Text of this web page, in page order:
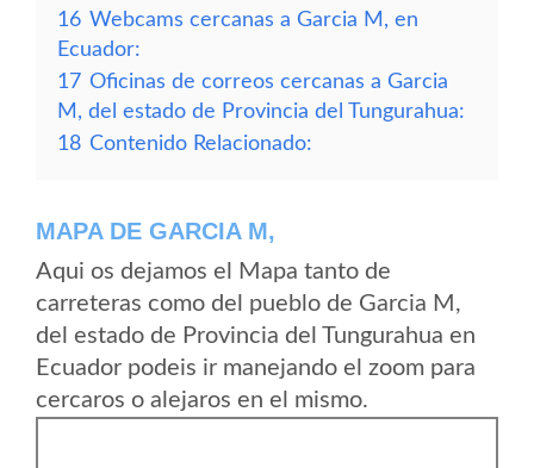
16 Webcams cercanas a Garcia M, en
Ecuador:
17 Oficinas de correos cercanas a Garcia
M, del estado de Provincia del Tungurahua:
18 Contenido Relacionado:
MAPA DE GARCIA M,
Aqui os dejamos el Mapa tanto de
carreteras como del pueblo de Garcia M,
del estado de Provincia del Tungurahua en
Ecuador podeis ir manejando el zoom para
cercaros o alejaros en el mismo.